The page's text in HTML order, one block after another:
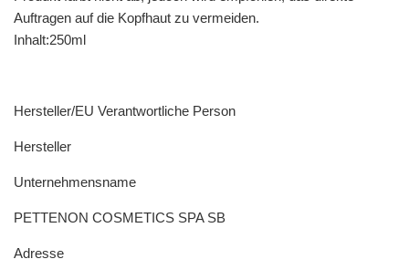
Auftragen auf die Kopfhaut zu vermeiden.
Inhalt:250ml
Hersteller/EU Verantwortliche Person
Hersteller
Unternehmensname
PETTENON COSMETICS SPA SB
Adresse